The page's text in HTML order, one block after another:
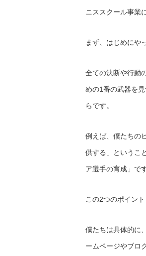
ニススクール事業
まず、はじめにや
全ての決断や行動
めの1番の武器を
らです。
例えば、僕たちの
供する」というこ
ア選手の育成」です
この2つのポイン
僕たちは具体的に
ームページやブロ